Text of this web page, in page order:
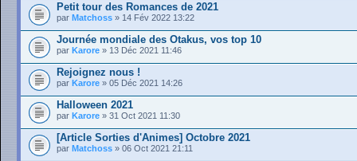
Petit tour des Romances de 2021
par Matchoss » 14 Fév 2022 13:22
Journée mondiale des Otakus, vos top 10
par Karore » 13 Déc 2021 11:46
Rejoignez nous !
par Karore » 05 Déc 2021 14:26
Halloween 2021
par Karore » 31 Oct 2021 11:30
[Article Sorties d'Animes] Octobre 2021
par Matchoss » 06 Oct 2021 21:11